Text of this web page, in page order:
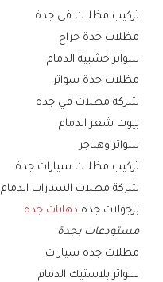
تركيب مظلات في جدة
مظلات جدة حراج
سواتر خشبية الدمام
مظلات جدة سواتر
شركة مظلات في جدة
بيوت شعر الدمام
سواتر وهناجر
تركيب مظلات سيارات جدة
شركة مظلات السيارات الدمام
برجولات جدة دهانات جدة
مستودعات بجدة
مظلات جدة سيارات
سواتر بلاستيك الدمام